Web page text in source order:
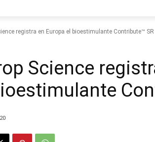
registra en Europa el bioestimulante Contribute™ SR
Science